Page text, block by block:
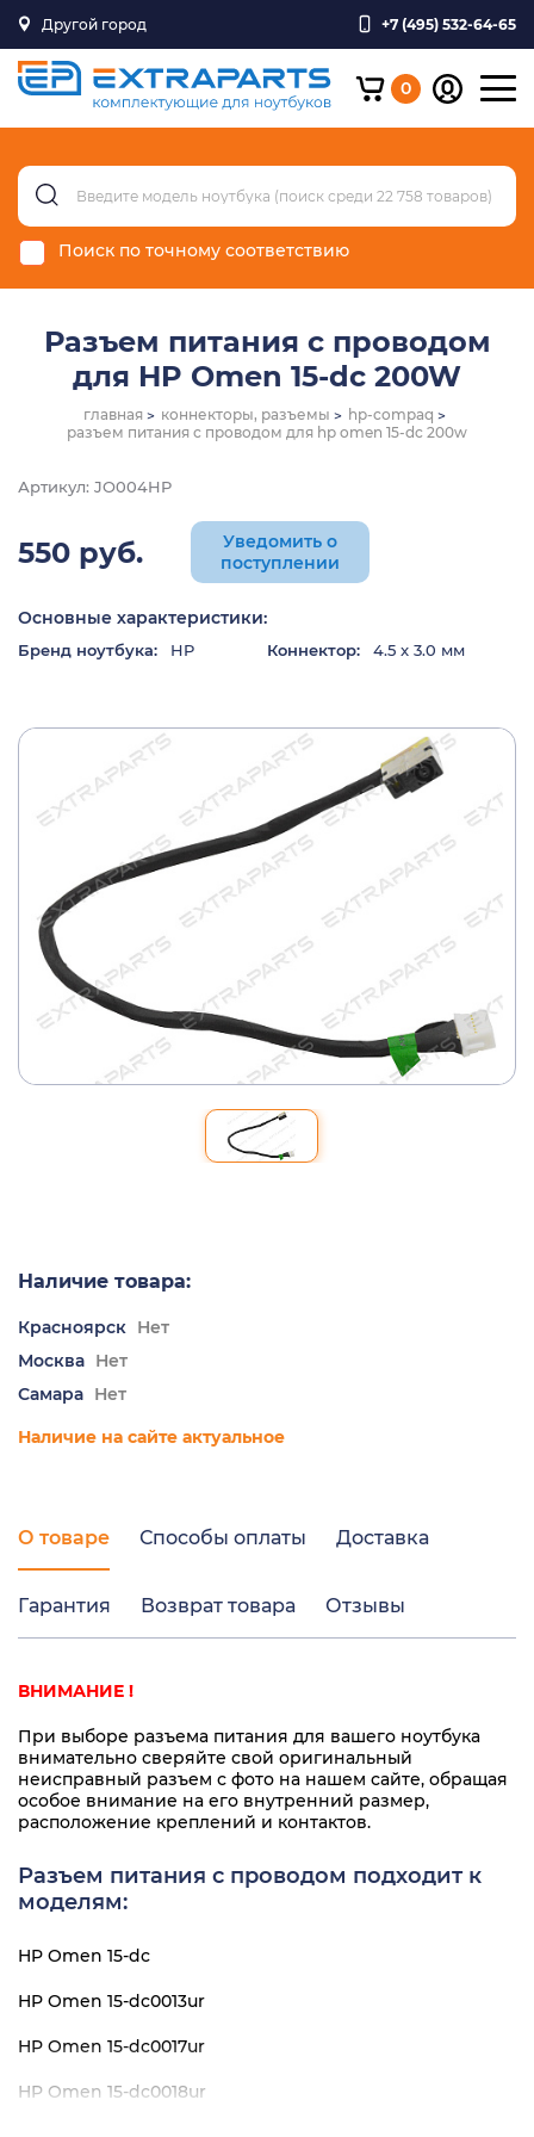
Другой город +7 (495) 532-64-65
0
Поиск по точному соответствию
Разъем питания с проводом
для HP Omen 15-dc 200W
главная коннекторы, разъемы
hp-compaq
разъем питания с проводом для hp omen 15-dc 200w
Артикул: JO004HP
550 руб.
Уведомить о
поступлении
Основные характеристики:
Бренд ноутбука: HP Коннектор: 4.5 x 3.0 мм
Наличие товара:
Красноярск Нет
Москва Нет
Самара Нет
Наличие на сайте актуальное
О товаре Способы оплаты Доставка
Гарантия Возврат товара Отзывы
ВНИМАНИЕ !
При выборе разъема питания для вашего ноутбука
внимательно сверяйте свой оригинальный
неисправный разъем с фото на нашем сайте, обращая
особое внимание на его внутренний размер,
расположение креплений и контактов.
Разъем питания с проводом подходит к
моделям:
HP Omen 15-dc
HP Omen 15-dc0013ur
HP Omen 15-dc0017ur
HP Omen 15-dc0018ur